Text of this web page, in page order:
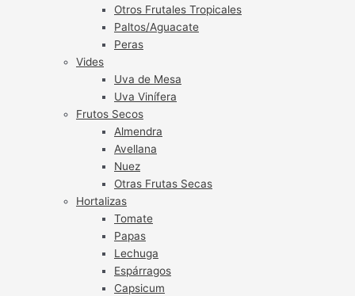
Otros Frutales Tropicales
Paltos/Aguacate
Peras
Vides
Uva de Mesa
Uva Vinífera
Frutos Secos
Almendra
Avellana
Nuez
Otras Frutas Secas
Hortalizas
Tomate
Papas
Lechuga
Espárragos
Capsicum